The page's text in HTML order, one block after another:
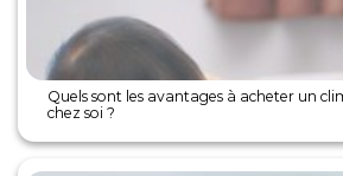
Quels sont les avantages à acheter un
chez soi ?